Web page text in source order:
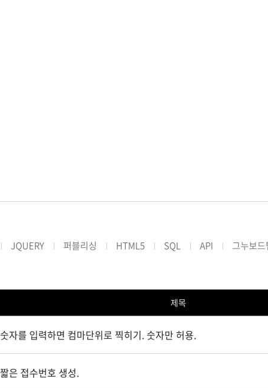
JQUERY 퍼블리싱 HTML5 SQL API 그누보드
제목
숫자를 입력하면 컴마단위로 찍히기. 숫자만 허용.
짧은 접수번호 생성.